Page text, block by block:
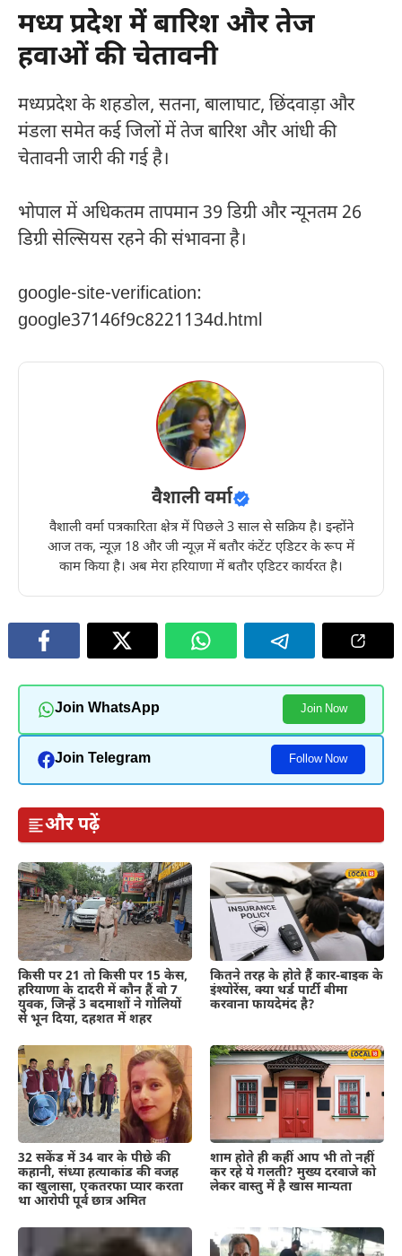
मध्य प्रदेश में बारिश और तेज
हवाओं की चेतावनी
मध्यप्रदेश के शहडोल, सतना, बालाघाट, छिंदवाड़ा और
मंडला समेत कई जिलों में तेज बारिश और आंधी की
चेतावनी जारी की गई है।
भोपाल में अधिकतम तापमान 39 डिग्री और न्यूनतम 26
डिग्री सेल्सियस रहने की संभावना है।
google-site-verification:
google37146f9c8221134d.html
वैशाली वर्मा
वैशाली वर्मा पत्रकारिता क्षेत्र में पिछले 3 साल से सक्रिय है। इन्होंने
आज तक, न्यूज़ 18 और जी न्यूज़ में बतौर कंटेंट एडिटर के रूप में
काम किया है। अब मेरा हरियाणा में बतौर एडिटर कार्यरत है।
Join WhatsApp Join Now
Join Telegram Follow Now
और पढ़ें
किसी पर 21 तो किसी पर 15 केस,
हरियाणा के दादरी में कौन हैं वो 7
युवक, जिन्हें 3 बदमाशों ने गोलियों
से भून दिया, दहशत में शहर
कितने तरह के होते हैं कार-बाइक के
इंश्योरेंस, क्या थर्ड पार्टी बीमा
करवाना फायदेमंद है?
32 सकेंड में 34 वार के पीछे की
कहानी, संध्या हत्याकांड की वजह
का खुलासा, एकतरफा प्यार करता
था आरोपी पूर्व छात्र अमित
शाम होते ही कहीं आप भी तो नहीं
कर रहे ये गलती? मुख्य दरवाजे को
लेकर वास्तु में है खास मान्यता